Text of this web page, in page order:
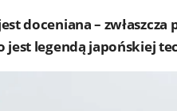
doceniana –
jest legendą japońskiej